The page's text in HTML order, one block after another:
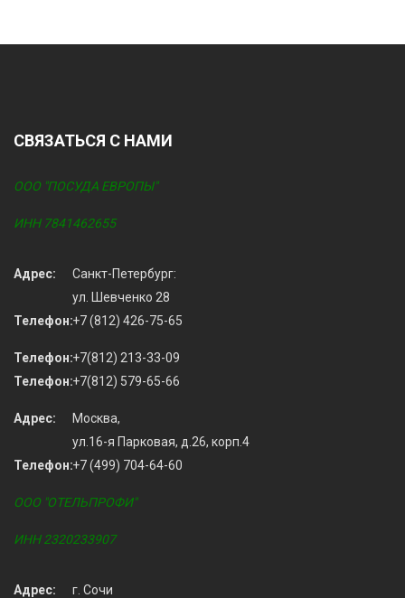
СВЯЗАТЬСЯ С НАМИ
ООО "ПОСУДА ЕВРОПЫ"
ИНН 7841462655
Адрес:
Санкт-Петербург:
ул. Шевченко 28
Телефон:+7 (812) 426-75-65
Телефон:+7(812) 213-33-09
Телефон:+7(812) 579-65-66
Адрес:
Москва,
ул.16-я Парковая, д.26, корп.4
Телефон:+7 (499) 704-64-60
ООО "ОТЕЛЬПРОФИ"
ИНН 2320233907
Адрес:
г. Сочи